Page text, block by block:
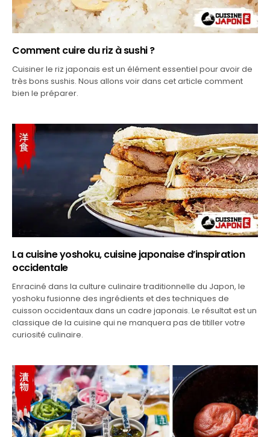
Comment cuire du riz à sushi ?
Cuisiner le riz japonais est un élément essentiel pour avoir de
très bons sushis. Nous allons voir dans cet article comment
bien le préparer.
La cuisine yoshoku, cuisine japonaise d’inspiration
occidentale
Enraciné dans la culture culinaire traditionnelle du Japon, le
yoshoku fusionne des ingrédients et des techniques de
cuisson occidentaux dans un cadre japonais. Le résultat est un
classique de la cuisine qui ne manquera pas de titiller votre
curiosité culinaire.